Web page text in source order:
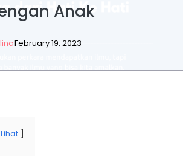
Anak
February 19, 2023
Lihat